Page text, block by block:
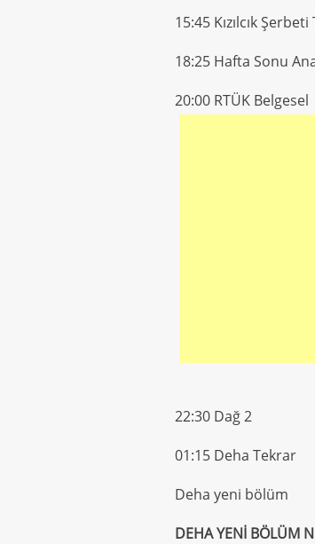
15:45 Kızılcık
18:25 Hafta Sonu
20:00 RTÜK Belgesel
22:30 Dağ 2
01:15 Deha Tekrar
Deha yeni bölüm
DEHA YENİ BÖLÜM